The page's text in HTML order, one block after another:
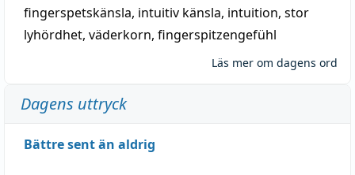
fingerspetskänsla, intuitiv känsla, intuition, stor
lyhördhet, väderkorn, fingerspitzengefühl
Läs mer om dagens ord
Dagens uttryck
Bättre sent än aldrig